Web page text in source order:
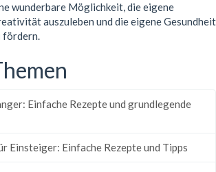
wunderbare Möglichkeit, die eigene
auszuleben und die eigene Gesundheit
fördern.
Einfache Rezepte und grundlegende
Einsteiger: Einfache Rezepte und Tipps